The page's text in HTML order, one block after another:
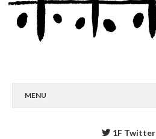
MENU
1F Twitter